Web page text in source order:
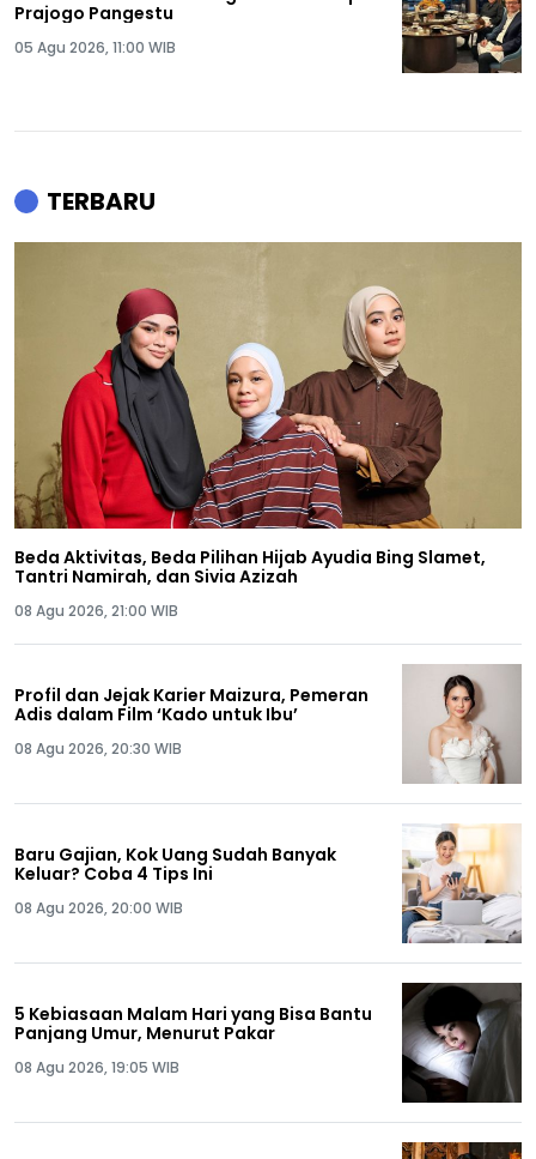
Prajogo Pangestu
05 Agu 2026, 11:00 WIB
TERBARU
Beda Aktivitas, Beda Pilihan Hijab Ayudia Bing Slamet,
Tantri Namirah, dan Sivia Azizah
08 Agu 2026, 21:00 WIB
Profil dan Jejak Karier Maizura, Pemeran
Adis dalam Film ‘Kado untuk Ibu’
08 Agu 2026, 20:30 WIB
Baru Gajian, Kok Uang Sudah Banyak
Keluar? Coba 4 Tips Ini
08 Agu 2026, 20:00 WIB
5 Kebiasaan Malam Hari yang Bisa Bantu
Panjang Umur, Menurut Pakar
08 Agu 2026, 19:05 WIB